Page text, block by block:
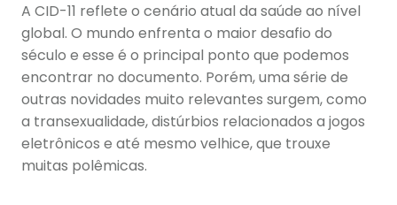
A CID-11 reflete o cenário atual da saúde ao nível
global. O mundo enfrenta o maior desafio do
século e esse é o principal ponto que podemos
encontrar no documento. Porém, uma série de
outras novidades muito relevantes surgem, como
a transexualidade, distúrbios relacionados a jogos
eletrônicos e até mesmo velhice, que trouxe
muitas polêmicas.